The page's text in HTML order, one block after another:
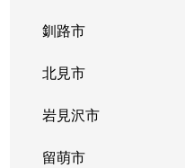
豊平２条
豊平３条
豊平４条
豊平４条
釧路市
北見市
岩見沢市
留萌市